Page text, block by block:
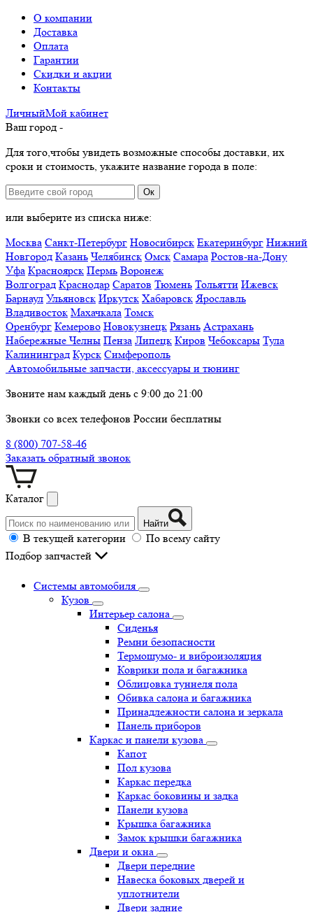
О компании
Доставка
Оплата
Гарантии
Скидки и акции
Контакты
ЛичныйМой кабинет
Ваш город -
Для того,чтобы увидеть возможные способы доставки, их
сроки и стоимость, укажите название города в поле:
Ок
или выберите из списка ниже:
Москва Санкт-Петербург Новосибирск Екатеринбург Нижний
Новгород Казань Челябинск Омск Самара Ростов-на-Дону
Уфа Красноярск Пермь Воронеж
Волгоград Краснодар Саратов Тюмень Тольятти Ижевск
Барнаул Ульяновск Иркутск Хабаровск Ярославль
Владивосток Махачкала Томск
Оренбург Кемерово Новокузнецк Рязань Астрахань
Набережные Челны Пенза Липецк Киров Чебоксары Тула
Калининград Курск Симферополь
Автомобильные запчасти, аксессуары и тюнинг
Звоните нам каждый день с 9:00 до 21:00
Звонки со всех телефонов России бесплатны
8 (800) 707-58-46
Заказать обратный звонок
Каталог
Найти
В текущей категории
По всему сайту
Подбор запчастей
Системы автомобиля
Кузов
Интерьер салона
Сиденья
Ремни безопасности
Термошумо- и виброизоляция
Коврики пола и багажника
Облицовка туннеля пола
Обивка салона и багажника
Принадлежности салона и зеркала
Панель приборов
Каркас и панели кузова
Капот
Пол кузова
Каркас передка
Каркас боковины и задка
Панели кузова
Крышка багажника
Замок крышки багажника
Двери и окна
Двери передние
Навеска боковых дверей и
уплотнители
Двери задние